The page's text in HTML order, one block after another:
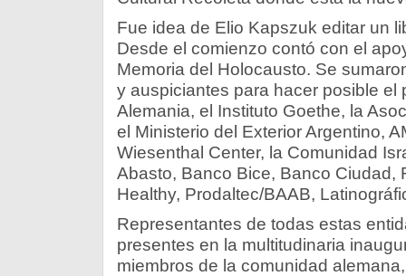
Fue idea de Elio Kapszuk editar un
Desde el comienzo contó con el
Memoria del Holocausto. Se
y auspiciantes para hacer posible el
Alemania, el Instituto Goethe, la
el Ministerio del Exterior Argentino,
Wiesenthal Center, la Comunidad
Abasto, Banco Bice, Banco Ciudad,
Healthy, Prodaltec/BAAB,
Representantes de todas estas
presentes en la multitudinaria
miembros de la comunidad